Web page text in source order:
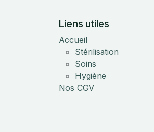
Liens utiles
Accueil
Stérilisation
Soins
Hygiène
Nos CGV